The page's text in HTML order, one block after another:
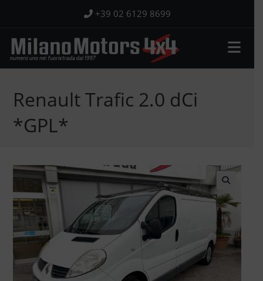
contenuto
+39 02 6129 8699
Renault Trafic 2.0 dCi
*GPL*
🔍